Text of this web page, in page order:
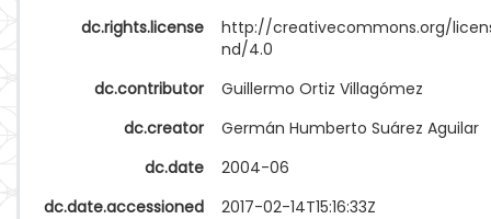
dc.rights.license
http://creativecommons.org/
nd/4.0
dc.contributor
Guillermo Ortiz Villagómez
dc.creator
Germán Humberto Suárez Aguilar
dc.date
2004-06
dc.date.accessioned
2017-02-14T15:16:33Z